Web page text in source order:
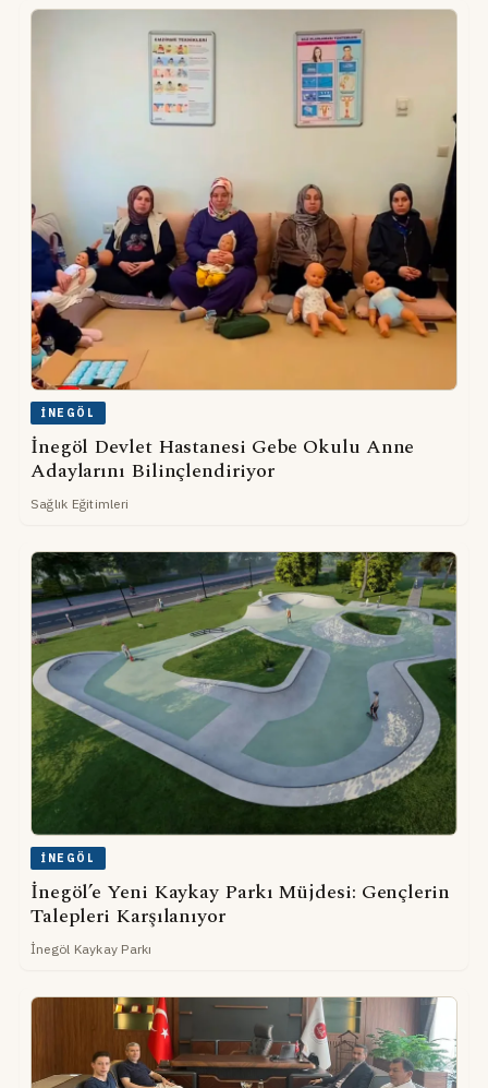
İNEGÖL
İnegöl Devlet Hastanesi Gebe Okulu Anne
Adaylarını Bilinçlendiriyor
Sağlık Eğitimleri
İNEGÖL
İnegöl’e Yeni Kaykay Parkı Müjdesi: Gençlerin
Talepleri Karşılanıyor
İnegöl Kaykay Parkı